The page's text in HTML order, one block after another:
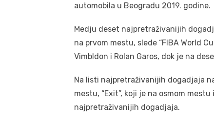
automobila u Beogradu 2019. godine.
Medju deset najpretraživanijih
na prvom mestu, slede “FIBA World
Vimbldon i Rolan Garos, dok je na
Na listi najpretraživanijih dogadjaja
mestu, “Exit”, koji je na osmom
najpretraživanijih dogadjaja.